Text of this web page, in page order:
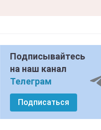
Подписывайтесь
на наш канал
Телеграм
Подписаться